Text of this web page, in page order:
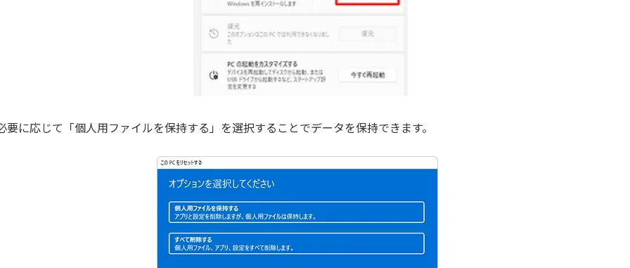
要に応じて「個人用ファイルを保持する」を選択することでデータを保持できます。